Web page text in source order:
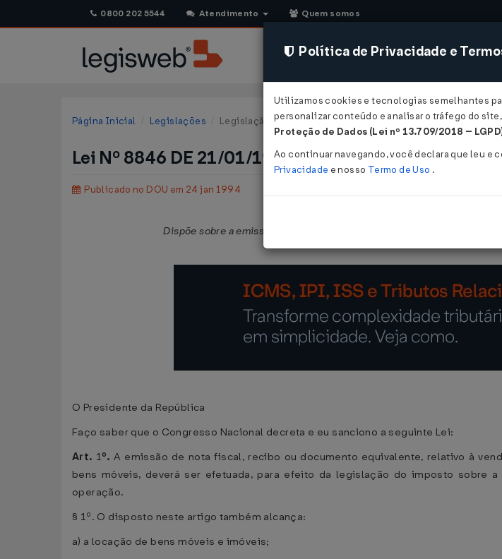
0800 202 5544 Atendimento Quem somos
CONSULTORIA
Página Inicial Legislações Legislação Federal
Lei Nº 8846 DE 21/01/1994
Publicado no DOU em 24 jan 1994
Dispõe sobre a emissão de documentos fiscais e o arbitramento da
O Presidente da República
Faço saber que o Congresso Nacional decreta e eu sanciono a seguinte Lei:
Art. 1º. A emissão de nota fiscal, recibo ou documento equivalente, relativo à
bens móveis, deverá ser efetuada, para efeito da legislação do imposto sobre
operação.
§ 1º. O disposto neste artigo também alcança:
a) a locação de bens móveis e imóveis;
Política de Privacidade e
Utilizamos cookies e tecnologias semelhantes
personalizar conteúdo e analisar o tráfego do
Proteção de Dados (Lei nº 13.709/2018 –
Ao continuar navegando, você declara que leu e
Privacidade e nosso Termo de Uso .